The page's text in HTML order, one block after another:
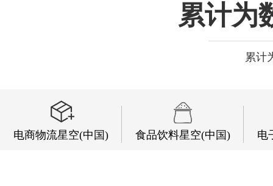
累计为
累计
电商物流星空(中国) 食品饮料星空(中国) 电